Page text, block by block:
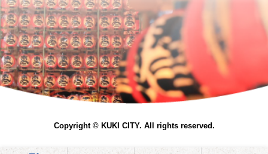
Copyright © KUKI CITY. All rights reserved.